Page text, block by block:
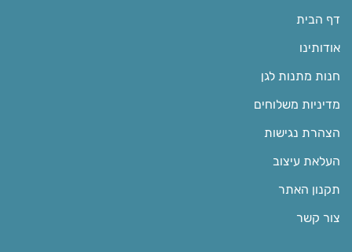
דף הבית
אודותינו
חנות מתנות לגן
מדיניות משלוחים
הצהרת נגישות
העלאת עיצוב
תקנון האתר
צור קשר